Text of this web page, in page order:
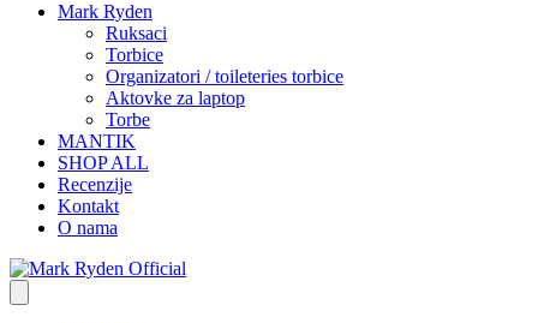
Mark Ryden
Ruksaci
Torbice
Organizatori / toileteries torbice
Aktovke za laptop
Torbe
MANTIK
SHOP ALL
Recenzije
Kontakt
O nama